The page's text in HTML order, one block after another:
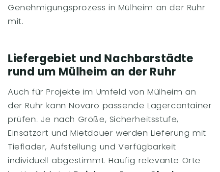
Genehmigungsprozess in Mülheim an der Ruhr
mit.
Liefergebiet und Nachbarstädte
rund um Mülheim an der Ruhr
Auch für Projekte im Umfeld von Mülheim an
der Ruhr kann Novaro passende Lagercontainer
prüfen. Je nach Größe, Sicherheitsstufe,
Einsatzort und Mietdauer werden Lieferung mit
Tieflader, Aufstellung und Verfügbarkeit
individuell abgestimmt. Häufig relevante Orte